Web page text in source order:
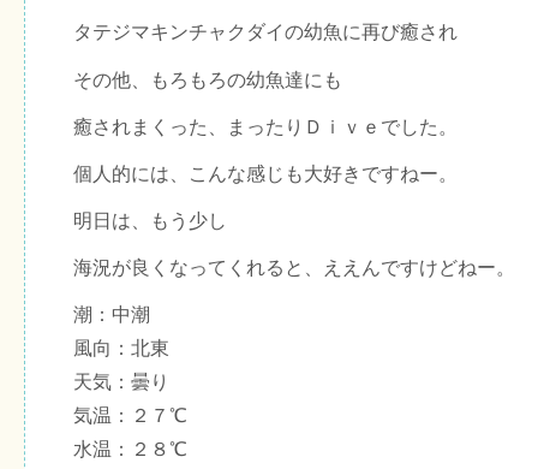
タテジマキンチャクダイの幼魚に再び癒され
その他、もろもろの幼魚達にも
癒されまくった、まったりＤｉｖｅでした。
個人的には、こんな感じも大好きですねー。
明日は、もう少し
海況が良くなってくれると、ええんですけどねー。
潮：中潮
風向：北東
天気：曇り
気温：２７℃
水温：２８℃